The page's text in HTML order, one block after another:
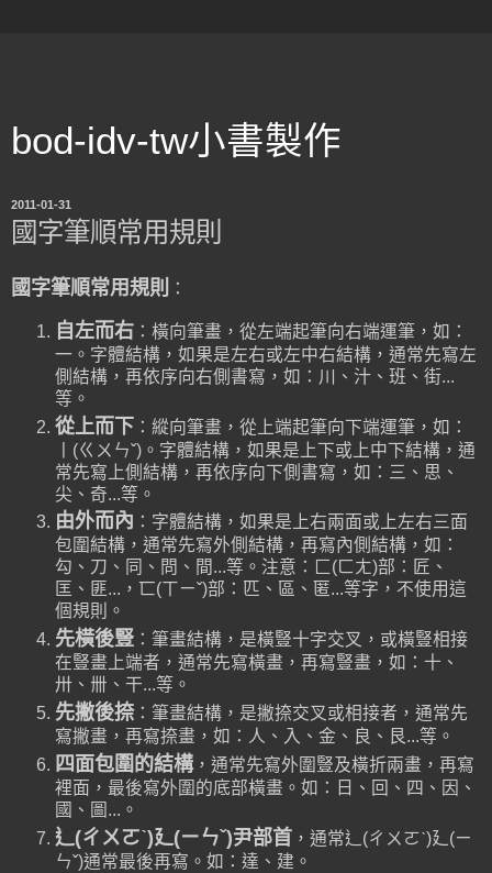
bod-idv-tw小書製作
2011-01-31
國字筆順常用規則
國字筆順常用規則 ：
自左而右 ：橫向筆畫，從左端起筆向右端運筆，如：
一。字體結構，如果是左右或左中右結構，通常先寫左
側結構，再依序向右側書寫，如：川、汁、班、街...
等。
從上而下 ：縱向筆畫，從上端起筆向下端運筆，如：
丨(ㄍㄨㄣˇ)。字體結構，如果是上下或上中下結構，通
常先寫上側結構，再依序向下側書寫，如：三、思、
尖、奇...等。
由外而內 ：字體結構，如果是上右兩面或上左右三面
包圍結構，通常先寫外側結構，再寫內側結構，如：
勾、刀、同、問、間...等。注意：匚(ㄈㄤ)部：匠、
匡、匪...，匸(ㄒㄧˇ)部：匹、區、匿...等字，不使用這
個規則。
先橫後豎 ：筆畫結構，是橫豎十字交叉，或橫豎相接
在豎畫上端者，通常先寫橫畫，再寫豎畫，如：十、
卅、卌、干...等。
先撇後捺：筆畫結構，是撇捺交叉或相接者，通常先
寫撇畫，再寫捺畫，如：人、入、金、良、艮...等。
四面包圍的結構，通常先寫外圍豎及橫折兩畫，再寫
裡面，最後寫外圍的底部橫畫。如：日、回、四、因、
國、圖...。
辶(ㄔㄨㄛˋ)廴(ㄧㄣˇ)尹部首 ，通常辶(ㄔㄨㄛˋ)廴(ㄧ
ㄣˇ)通常最後再寫。如：達、建。